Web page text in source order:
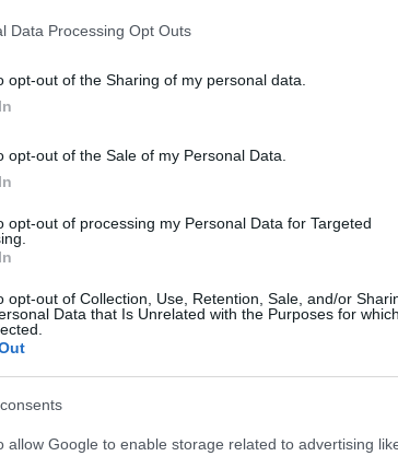
Data Processing Opt Outs
opt-out of the Sharing of my personal data.
opt-out of the Sale of my Personal Data.
opt-out of processing my Personal Data for Targeted
opt-out of Collection, Use, Retention, Sale, and/or
Data that Is Unrelated with the Purposes for
allow Google to enable storage related to advertising
elemezték, amikor egyértelmű
legyen a Google-találatokban!